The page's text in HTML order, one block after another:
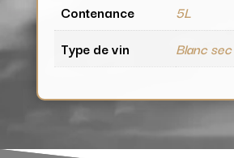
Contenance
5L
Type de vin
Blanc sec